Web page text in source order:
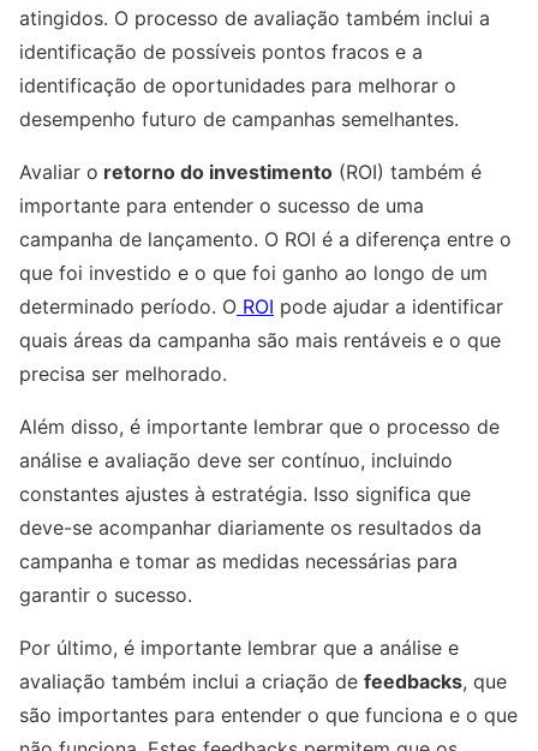
atingidos. O processo de avaliação também inclui a
identificação de possíveis pontos fracos e a
identificação de oportunidades para melhorar o
desempenho futuro de campanhas semelhantes.
Avaliar o retorno do investimento (ROI) também é
importante para entender o sucesso de uma
campanha de lançamento. O ROI é a diferença entre o
que foi investido e o que foi ganho ao longo de um
determinado período. O ROI pode ajudar a identificar
quais áreas da campanha são mais rentáveis e o que
precisa ser melhorado.
Além disso, é importante lembrar que o processo de
análise e avaliação deve ser contínuo, incluindo
constantes ajustes à estratégia. Isso significa que
deve-se acompanhar diariamente os resultados da
campanha e tomar as medidas necessárias para
garantir o sucesso.
Por último, é importante lembrar que a análise e
avaliação também inclui a criação de feedbacks, que
são importantes para entender o que funciona e o que